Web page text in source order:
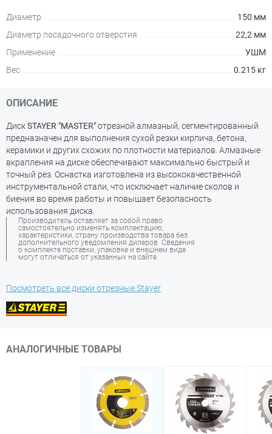
Диаметр
150 мм
Диаметр посадочного отверстия
22,2 мм
Применение
УШМ
Вес
0.215 кг
ОПИСАНИЕ
ДискSTAYER "MASTER"отрезной алмазный, сегментированный
предназначен для выполнения сухой резки кирпича, бетона,
керамики и других схожих по плотности материалов. Алмазные
вкрапления на диске обеспечивают максимально быстрый и
точный рез. Оснастка изготовлена из высококачественной
инструментальной стали, что исключает наличие сколов и
биения во время работы и повышает безопасность
использования диска.
Производитель оставляет за собой право
самостоятельно изменять комплектацию,
характеристики, страну производства товара без
дополнительного уведомления дилеров. Сведения
о комплекте поставки, упаковке и внешнем виде
могут отличаться от указанных на сайте.
Посмотреть все диски отрезные Stayer
АНАЛОГИЧНЫЕ ТОВАРЫ